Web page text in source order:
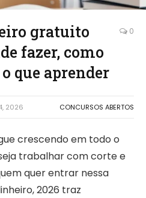
gratuito
fazer, como
que aprender
0
2026 CONCURSOS ABERTOS
crescendo em todo o
trabalhar com corte e
quer entrar nessa
2026 traz